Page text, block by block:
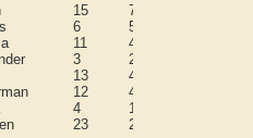
15 7
6 5
11 4
3 2
13 4
12 4
4 1
23 2